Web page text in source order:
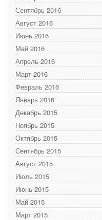
Сентябрь 2016
Август 2016
Июнь 2016
Май 2016
Апрель 2016
Март 2016
Февраль 2016
Январь 2016
Декабрь 2015
Ноябрь 2015
Октябрь 2015
Сентябрь 2015
Август 2015
Июль 2015
Июнь 2015
Май 2015
Март 2015